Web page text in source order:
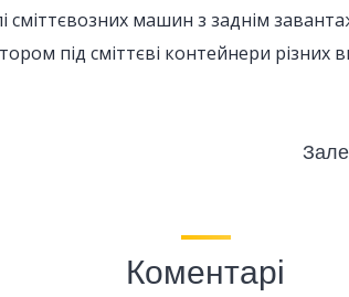
сміттєвозних машин з заднім
під сміттєві контейнери різних
Коментарі